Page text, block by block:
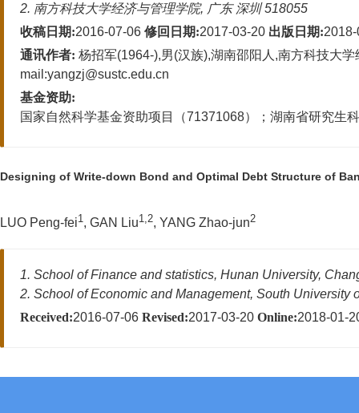
2. 南方科技大学经济与管理学院, 广东 深圳 518055
收稿日期:2016-07-06 修回日期:2017-03-20 出版日期:
通讯作者: 杨招军(1964-),男(汉族),湖南邵阳人,南方科技大
mail:yangzj@sustc.edu.cn
基金资助:
国家自然科学基金资助项目（71371068）；湖南省研究生
Designing of Write-down Bond and Optimal Debt Structure of
LUO Peng-fei1 , GAN Liu1,2, YANG Zhao-jun2
1. School of Finance and statistics, Hunan University,
2. School of Economic and Management, South
Received:2016-07-06 Revised:2017-03-20 Online:2018-01-